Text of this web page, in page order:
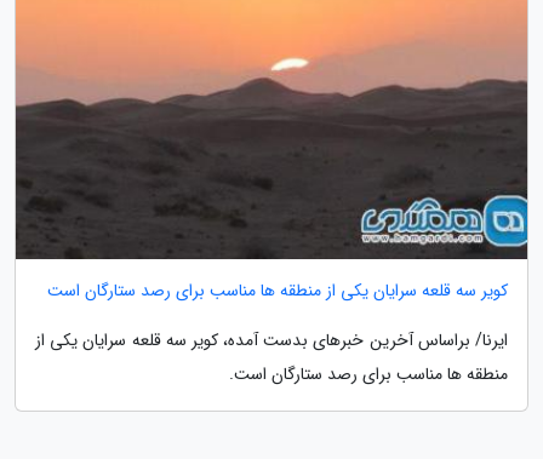
کویر سه قلعه سرایان یکی از منطقه ها مناسب برای رصد ستارگان است
ایرنا/ براساس آخرین خبرهای بدست آمده، کویر سه قلعه سرایان یکی از
منطقه ها مناسب برای رصد ستارگان است.